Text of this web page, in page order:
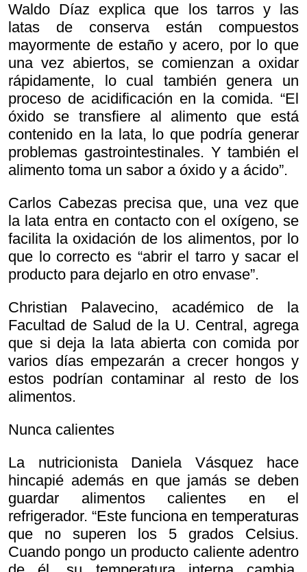
Waldo Díaz explica que los tarros y las
latas de conserva están compuestos
mayormente de estaño y acero, por lo que
una vez abiertos, se comienzan a oxidar
rápidamente, lo cual también genera un
proceso de acidificación en la comida. “El
óxido se transfiere al alimento que está
contenido en la lata, lo que podría generar
problemas gastrointestinales. Y también el
alimento toma un sabor a óxido y a ácido”.
Carlos Cabezas precisa que, una vez que
la lata entra en contacto con el oxígeno, se
facilita la oxidación de los alimentos, por lo
que lo correcto es “abrir el tarro y sacar el
producto para dejarlo en otro envase”.
Christian Palavecino, académico de la
Facultad de Salud de la U. Central, agrega
que si deja la lata abierta con comida por
varios días empezarán a crecer hongos y
estos podrían contaminar al resto de los
alimentos.
Nunca calientes
La nutricionista Daniela Vásquez hace
hincapié además en que jamás se deben
guardar alimentos calientes en el
refrigerador. “Este funciona en temperaturas
que no superen los 5 grados Celsius.
Cuando pongo un producto caliente adentro